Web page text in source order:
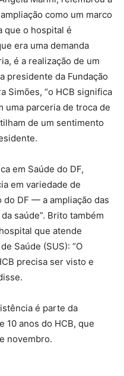
como um marco
que o hospital é
era uma demanda
é a realização de um
presidente da Fundação
Simões, “o HCB significa
uma parceria de troca de
de um sentimento
em Saúde do DF,
em variedade de
DF — a ampliação das
saúde”. Brito também
que atende
Saúde (SUS): “O
precisa ser visto e
é parte da
10 anos do HCB, que
novembro.